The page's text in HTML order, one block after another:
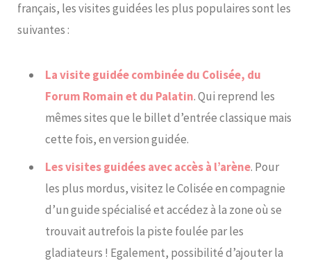
français, les visites guidées les plus populaires sont les
suivantes :
La visite guidée combinée du Colisée, du
Forum Romain et du Palatin. Qui reprend les
mêmes sites que le billet d’entrée classique mais
cette fois, en version guidée.
Les visites guidées avec accès à l’arène. Pour
les plus mordus, visitez le Colisée en compagnie
d’un guide spécialisé et accédez à la zone où se
trouvait autrefois la piste foulée par les
gladiateurs ! Egalement, possibilité d’ajouter la